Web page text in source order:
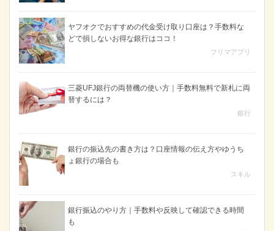
ヤフオクでおすすめの代金受け取り口座は？手数料な
どで損しないお得な銀行はココ！
フリマアプリ
三菱UFJ銀行の両替機の使い方｜手数料無料で新札に両
替するには？
銀行
銀行の振込先の書き方は？口座情報の伝え方やゆうち
ょ銀行の場合も
スキル
銀行振込のやり方｜手数料や反映して確認できる時間
も